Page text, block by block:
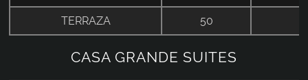
TERRAZA 50
CASA GRANDE SUITES